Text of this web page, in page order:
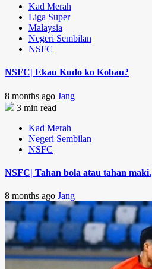
Kad Merah
Liga Super
Malaysia
Negeri Sembilan
NSFC
NSFC| Ekau Kudo ko Kobau?
8 months ago Jang
3 min read
Kad Merah
Negeri Sembilan
NSFC
NSFC| Tahan bola atau tahan maki.
8 months ago Jang